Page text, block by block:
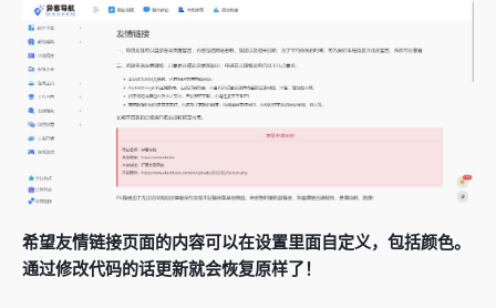
希望友情链接页面的内容可以在设置里面自定义，包括颜色。
通过修改代码的话更新就会恢复原样了！